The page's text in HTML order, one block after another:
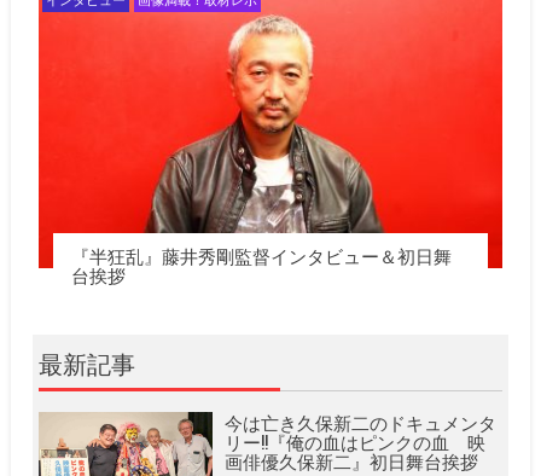
『半狂乱』藤井秀剛監督インタビュー＆初日舞
台挨拶
最新記事
今は亡き久保新二のドキュメンタ
リー!!『俺の血はピンクの血 映
画俳優久保新二』初日舞台挨拶